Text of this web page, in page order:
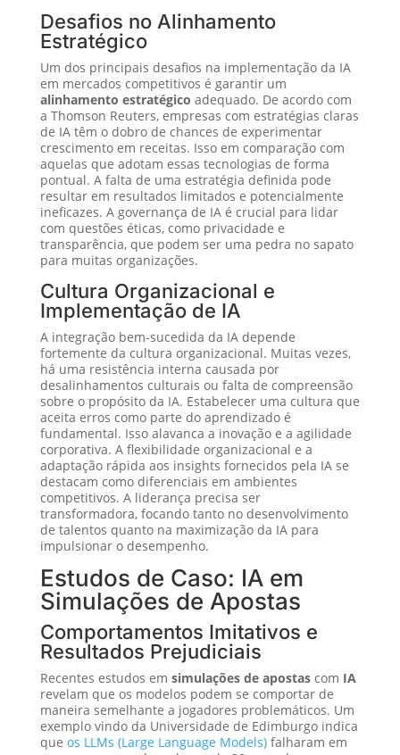
Desafios no Alinhamento
Estratégico
Um dos principais desafios na implementação da IA
em mercados competitivos é garantir um
alinhamento estratégico adequado. De acordo com
a Thomson Reuters, empresas com estratégias claras
de IA têm o dobro de chances de experimentar
crescimento em receitas. Isso em comparação com
aquelas que adotam essas tecnologias de forma
pontual. A falta de uma estratégia definida pode
resultar em resultados limitados e potencialmente
ineficazes. A governança de IA é crucial para lidar
com questões éticas, como privacidade e
transparência, que podem ser uma pedra no sapato
para muitas organizações.
Cultura Organizacional e
Implementação de IA
A integração bem-sucedida da IA depende
fortemente da cultura organizacional. Muitas vezes,
há uma resistência interna causada por
desalinhamentos culturais ou falta de compreensão
sobre o propósito da IA. Estabelecer uma cultura que
aceita erros como parte do aprendizado é
fundamental. Isso alavanca a inovação e a agilidade
corporativa. A flexibilidade organizacional e a
adaptação rápida aos insights fornecidos pela IA se
destacam como diferenciais em ambientes
competitivos. A liderança precisa ser
transformadora, focando tanto no desenvolvimento
de talentos quanto na maximização da IA para
impulsionar o desempenho.
Estudos de Caso: IA em
Simulações de Apostas
Comportamentos Imitativos e
Resultados Prejudiciais
Recentes estudos em simulações de apostascom IA
revelam que os modelos podem se comportar de
maneira semelhante a jogadores problemáticos. Um
exemplo vindo da Universidade de Edimburgo indica
que os LLMs (Large Language Models)falharam em